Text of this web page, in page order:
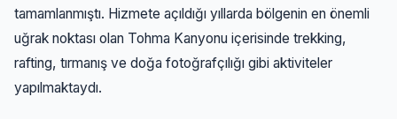
tamamlanmıştı. Hizmete açıldığı yıllarda bölgenin en önemli
uğrak noktası olan Tohma Kanyonu içerisinde trekking,
rafting, tırmanış ve doğa fotoğrafçılığı gibi aktiviteler
yapılmaktaydı.